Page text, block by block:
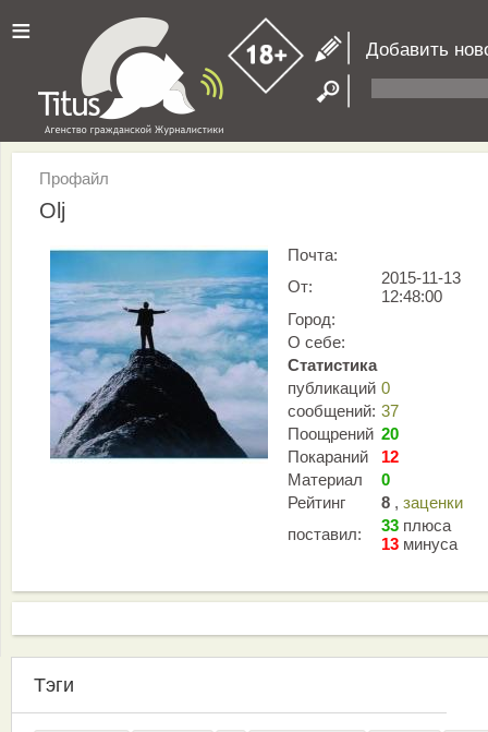
≡ Добавить
Профайл
Olj
Почта:
От:
2015-11-13
12:48:00
Город:
О себе:
Статистика
публикаций 0
сообщений: 37
Поощрений 20
Покараний
12
Материал
0
Рейтинг
8 , заценки
поставил:
33 плюса
13 минуса
Тэги